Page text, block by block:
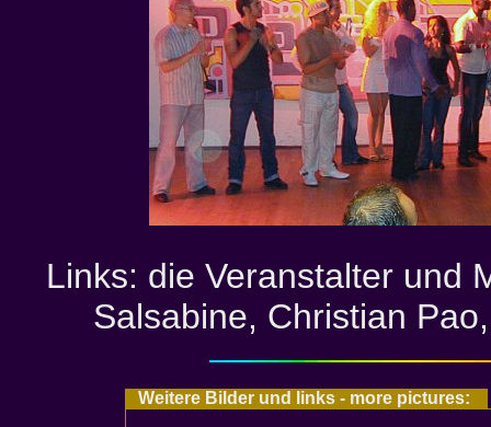
Links: die Veranstalter und
Salsabine, Christian
Weitere Bilder und links - more pictures: